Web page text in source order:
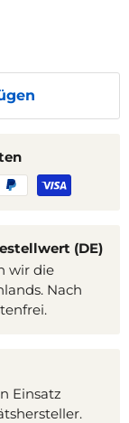
(DE)
wir die
Nach
Einsatz